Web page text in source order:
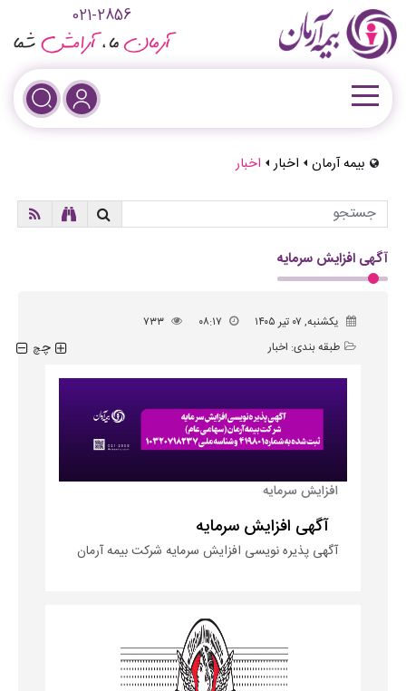
021-2856
بیمه آرمان اخبار اخبار
آگهی افزایش سرمایه
یکشنبه, ۰۷ تیر ۱۴۰۵ ۰۸:۱۷
۷۳۳
طبقه بندی: اخبار چچ
افزایش سرمایه
آگهی افزایش سرمایه
آگهی پذیره نویسی افزایش سرمایه شرکت بیمه آرمان